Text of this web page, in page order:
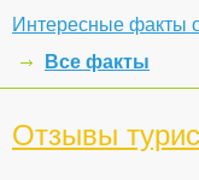
Интересные факты
Все факты
Отзывы